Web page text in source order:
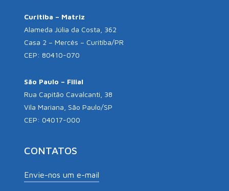
Curitiba – Matriz
Alameda Júlia da Costa, 362
Casa 2 – Mercês – Curitiba/PR
CEP: 80410-070
São Paulo – Filial
Rua Capitão Cavalcanti, 38
Vila Mariana, São Paulo/SP
CEP: 04017-000
CONTATOS
Envie-nos um e-mail